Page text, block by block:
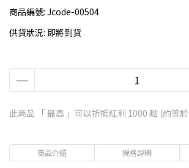
商品編號: Jcode-00504
供貨狀況: 即將到貨
此商品 「 最高 」可以折抵紅利 1000 點 (約等於
商品介紹 規格說明